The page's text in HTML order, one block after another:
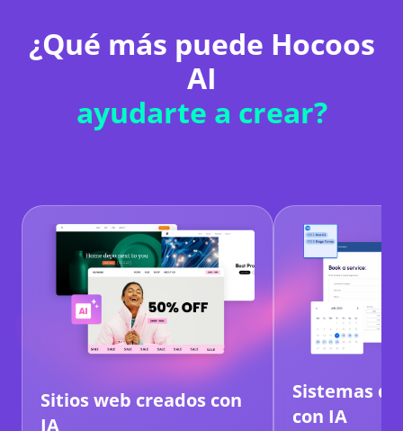
¿Qué más puede Hocoos
AI
ayudarte a crear?
Sitios web creados con
IA
Sistemas
con IA